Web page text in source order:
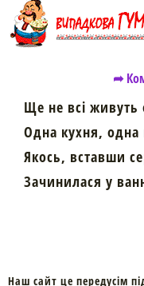
➦
Ще не всі живуть
Одна кухня,
Якось, вставши
Зачинилася у
Наш сайт це передусім